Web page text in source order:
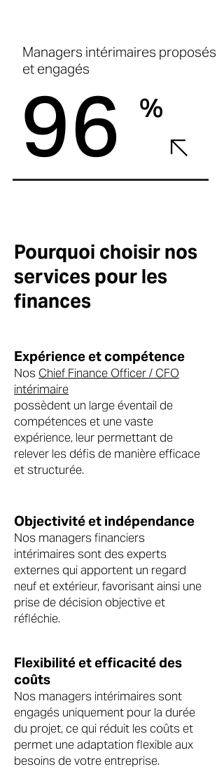
Managers intérimaires proposés
et engagés
96 %
Pourquoi choisir nos
services pour les
finances
Expérience et compétence
Nos Chief Finance Officer / CFO
intérimaire
possèdent un large éventail de
compétences et une vaste
expérience, leur permettant de
relever les défis de manière efficace
et structurée.
Objectivité et indépendance
Nos managers financiers
intérimaires sont des experts
externes qui apportent un regard
neuf et extérieur, favorisant ainsi une
prise de décision objective et
réfléchie.
Flexibilité et efficacité des
coûts
Nos managers intérimaires sont
engagés uniquement pour la durée
du projet, ce qui réduit les coûts et
permet une adaptation flexible aux
besoins de votre entreprise.